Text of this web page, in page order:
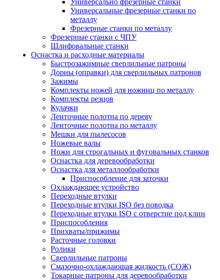
Универсально фрезерные станки
Универсальные фрезерные станки по
металлу
Фрезерные станки по металлу
Фрезерные станки с ЧПУ
Шлифовальные станки
Оснастка и расходные материалы
Быстрозажимные сверлильные патроны
Дорны (оправки) для сверлильных патронов
Зажимы
Комплекты ножей для ножниц по металлу
Комплекты резцов
Кулачки
Ленточные полотна по дереву
Ленточные полотна по металлу
Мешки для пылесосов
Ножевые валы
Ножи для строгальных и фуговальных станков
Оснастка для деревообработки
Оснастка для металлообработки
Приспособление для заточки
Охлаждающее устройство
Переходные втулки
Переходные втулки ISO без поводка
Переходные втулки ISO с отверстие под клин
Приспособления
Прихваты/прижимы
Расточные головки
Ролики
Сверлильные патроны
Смазочно-охлаждающая жидкость (СОЖ)
Токарные патроны для деревообработки